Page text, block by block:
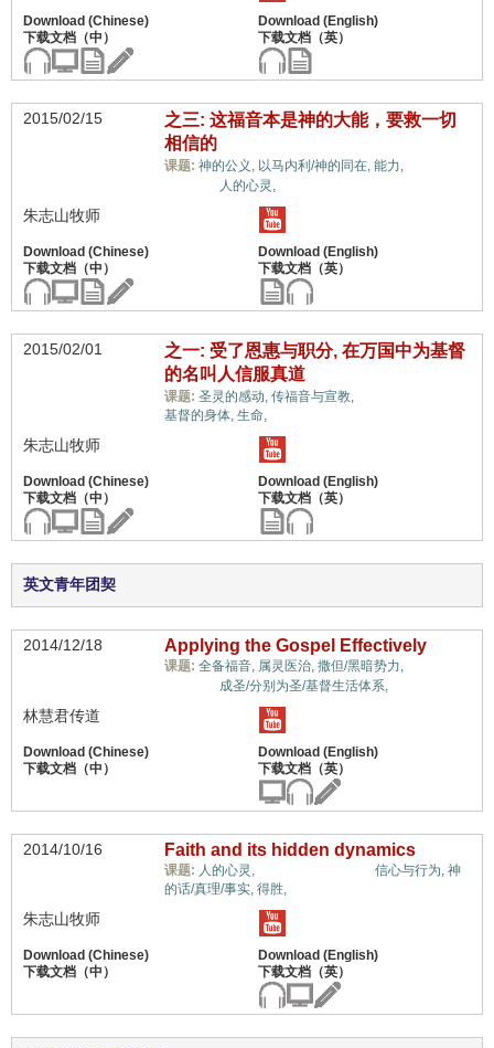
2015/02/15
之三: 这福音本是神的大能，要救一切
相信的
课题: 神的公义, 以马内利/神的同在, 能力,
人的心灵,
朱志山牧师
2015/02/01
之一: 受了恩惠与职分, 在万国中为基督
的名叫人信服真道
课题: 圣灵的感动, 传福音与宣教,
基督的身体, 生命,
朱志山牧师
英文青年团契
2014/12/18 Applying the Gospel Effectively
课题: 全备福音, 属灵医治, 撒但/黑暗势力,
成圣/分别为圣/基督生活体系,
林慧君传道
2014/10/16 Faith and its hidden dynamics
课题: 人的心灵, 信心与行为, 神
的话/真理/事实, 得胜,
朱志山牧师